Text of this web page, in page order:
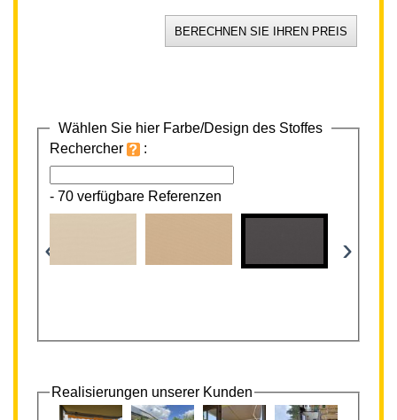
Wählen Sie hier Farbe/Design des Stoffes
Rechercher
:
- 70 verfügbare Referenzen
‹ ›
Realisierungen unserer Kunden